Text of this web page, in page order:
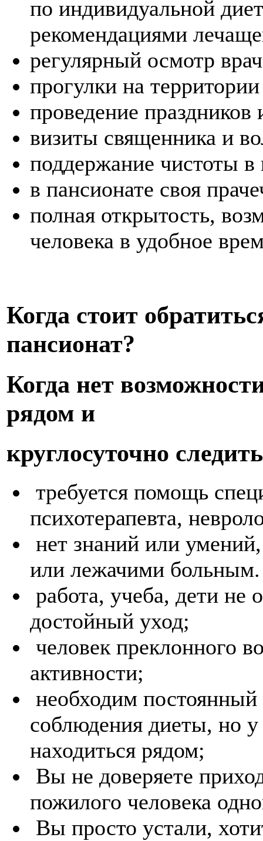
по индивидуальной
рекомендациями
регулярный осмотр
прогулки на
проведение
визиты священника и
поддержание чистоты
в пансионате своя
полная открытость,
человека в удобное
Когда стоит
пансионат?
Когда нет
рядом и
круглосуточно
требуется помощь
психотерапевта,
нет знаний или
или лежачими больным.
работа, учеба, дети не
достойный уход;
человек преклонного
активности;
необходим постоянный
соблюдения диеты, но
находиться рядом;
Вы не доверяете
пожилого человека
Вы просто устали,